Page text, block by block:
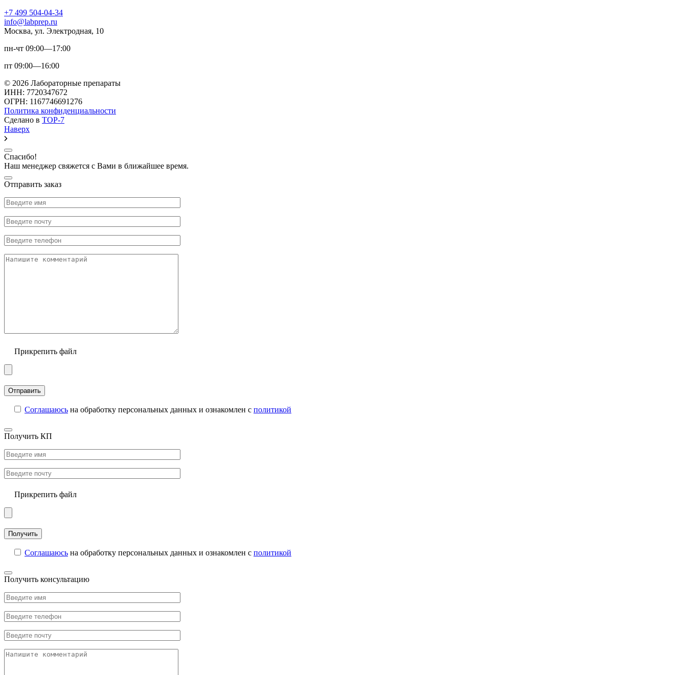
+7 499 504-04-34
info@labprep.ru
Москва, ул. Электродная, 10
пн-чт 09:00—17:00
пт 09:00—16:00
© 2026 Лабораторные препараты
ИНН: 7720347672
ОГРН: 1167746691276
Политика конфиденциальности
Сделано в TOP-7
Наверх
Спасибо!
Наш менеджер свяжется с Вами в ближайшее время.
Отправить заказ
Прикрепить файл
Соглашаюсь на обработку персональных данных и ознакомлен с политикой
Получить КП
Прикрепить файл
Соглашаюсь на обработку персональных данных и ознакомлен с политикой
Получить консультацию